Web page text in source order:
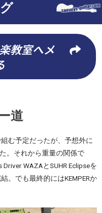
教室へメ
道
む予定だったが、予想外に
。それから重量の関係で
WAZAとSUHR Eclipseを
。でも最終的にはKEMPERか